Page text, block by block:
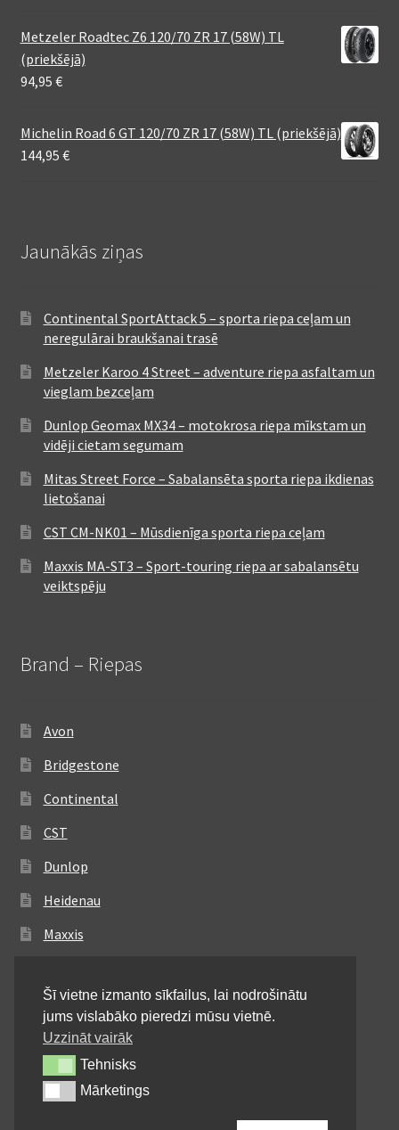
Metzeler Roadtec Z6 120/70 ZR 17 (58W) TL
(priekšējā)
94,95 €
Michelin Road 6 GT 120/70 ZR 17 (58W) TL (priekšējā)
144,95 €
Jaunākās ziņas
Continental SportAttack 5 – sporta riepa ceļam un
neregulārai braukšanai trasē
Metzeler Karoo 4 Street – adventure riepa asfaltam un
vieglam bezceļam
Dunlop Geomax MX34 – motokrosa riepa mīkstam un
vidēji cietam segumam
Mitas Street Force – Sabalansēta sporta riepa ikdienas
lietošanai
CST CM-NK01 – Mūsdienīga sporta riepa ceļam
Maxxis MA-ST3 – Sport-touring riepa ar sabalansētu
veiktspēju
Brand – Riepas
Avon
Bridgestone
Continental
CST
Dunlop
Heidenau
Maxxis
Michelin
Mitas
Pirelli
Shinko
Šī vietne izmanto sīkfailus, lai nodrošinātu
jums vislabāko pieredzi mūsu vietnē.
Uzzināt vairāk
TehnisksTehnisks
MārketingsMārketings